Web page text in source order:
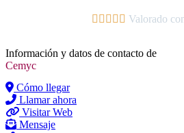
     Valorado
Información y datos de contacto de
Cemyc
Cómo llegar
Llamar ahora
Visitar Web
Mensaje